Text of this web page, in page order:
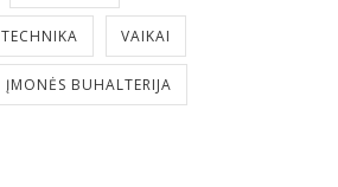
TECHNIKA VAIKAI
ĮMONĖS BUHALTERIJA